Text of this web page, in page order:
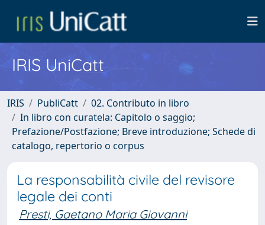
IRIS UniCatt
IRIS PubliCatt
02. Contributo in libro
In libro con curatela: Capitolo o saggio;
Prefazione/Postfazione; Breve introduzione; Schede di
catalogo, repertorio o corpus
La responsabilità civile del revisore
legale dei conti
Presti, Gaetano Maria Giovanni